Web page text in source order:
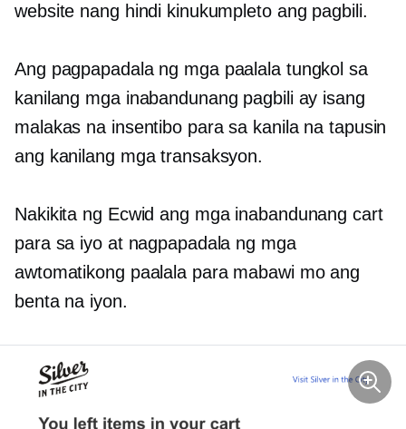
website nang hindi kinukumpleto ang pagbili.
Ang pagpapadala ng mga paalala tungkol sa
kanilang mga inabandunang pagbili ay isang
malakas na insentibo para sa kanila na tapusin
ang kanilang mga transaksyon.
Nakikita ng Ecwid ang mga inabandunang cart
para sa iyo at nagpapadala ng mga
awtomatikong paalala para mabawi mo ang
benta na iyon.